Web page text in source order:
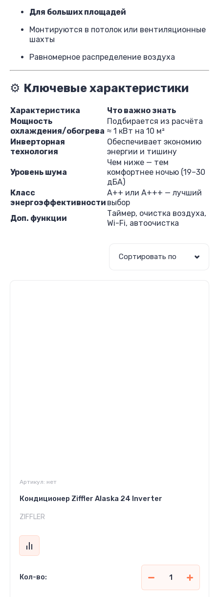
Для больших площадей
Монтируются в потолок или вентиляционные
шахты
Равномерное распределение воздуха
⚙️ Ключевые характеристики
Характеристика
Что важно знать
Мощность
охлаждения/обогрева
Подбирается из расчёта
≈ 1 кВт на 10 м²
Инверторная
технология
Обеспечивает экономию
энергии и тишину
Уровень шума
Чем ниже — тем
комфортнее ночью (19–30
дБА)
Класс
энергоэффективности
A++ или A+++ — лучший
выбор
Доп. функции
Таймер, очистка воздуха,
Wi-Fi, автоочистка
Сортировать по
Артикул: нет
Кондиционер Ziffler Alaska 24 Inverter
ZIFFLER
Кол-во: